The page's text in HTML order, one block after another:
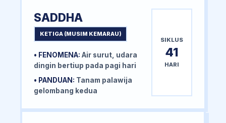
SADDHA
KETIGA (MUSIM KEMARAU)
• FENOMENA: Air surut, udara
dingin bertiup pada pagi hari
• PANDUAN: Tanam palawija
gelombang kedua
SIKLUS
41
HARI